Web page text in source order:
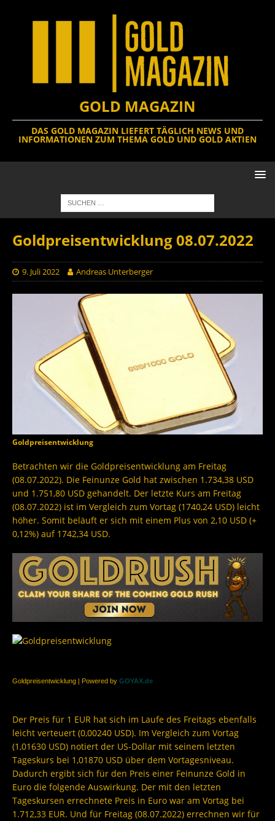
GOLD MAGAZIN
DAS GOLD MAGAZIN LIEFERT TÄGLICH NEWS UND
INFORMATIONEN ZUM THEMA GOLD UND GOLD AKTIEN
Goldpreisentwicklung 08.07.2022
9. Juli 2022 Andreas Unterberger
Goldpreisentwicklung
Betrachten wir die Goldpreisentwicklung am Freitag
(08.07.2022). Die Feinunze Gold hat zwischen 1.734,38 USD
und 1.751,80 USD gehandelt. Der letzte Kurs am Freitag
(08.07.2022) ist im Vergleich zum Vortag (1740,24 USD) leicht
höher. Somit beläuft er sich mit einem Plus von 2,10 USD (+
0,12%) auf 1742,34 USD.
Goldpreisentwicklung | Powered by GOYAX.de
Der Preis für 1 EUR hat sich im Laufe des Freitags ebenfalls
leicht verteuert (0,00240 USD). Im Vergleich zum Vortag
(1,01630 USD) notiert der US-Dollar mit seinem letzten
Tageskurs bei 1,01870 USD über dem Vortagesniveau.
Dadurch ergibt sich für den Preis einer Feinunze Gold in
Euro die folgende Auswirkung. Der mit den letzten
Tageskursen errechnete Preis in Euro war am Vortag bei
1.712,33 EUR. Und für Freitag (08.07.2022) errechnen wir für